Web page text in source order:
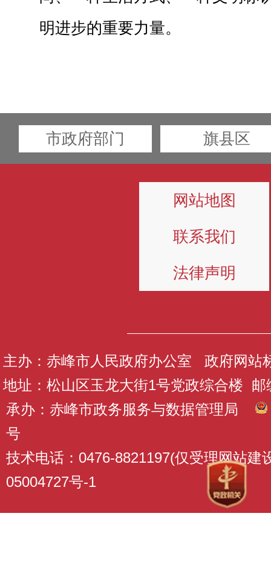
明进步的重要力量。
市政府部门 旗县区
网站地图
联系我们
法律声明
主办：赤峰市人民政府办公室 政府网站
地址：松山区玉龙大街1号党政综合楼 邮
承办：赤峰市政务服务与数据管理局
号
技术电话：0476-8821197(仅受理网站建
05004727号-1